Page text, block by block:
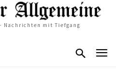
Nachrichten mit Tiefgang